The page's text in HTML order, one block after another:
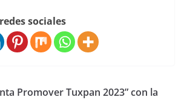
sociales
Promover Tuxpan 2023” con la